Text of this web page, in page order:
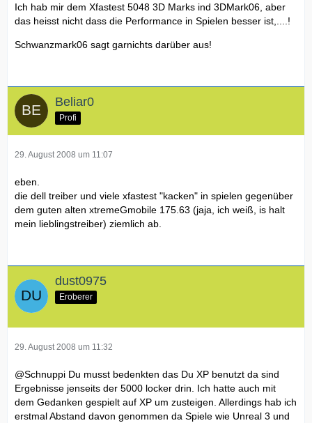
Ich hab mir dem Xfastest 5048 3D Marks ind 3DMark06, aber
das heisst nicht dass die Performance in Spielen besser ist,....!
Schwanzmark06 sagt garnichts darüber aus!
Beliar0
Profi
29. August 2008 um 11:07
eben.
die dell treiber und viele xfastest "kacken" in spielen gegenüber
dem guten alten xtremeGmobile 175.63 (jaja, ich weiß, is halt
mein lieblingstreiber) ziemlich ab.
dust0975
Eroberer
29. August 2008 um 11:32
@Schnuppi Du musst bedenkten das Du XP benutzt da sind
Ergebnisse jenseits der 5000 locker drin. Ich hatte auch mit
dem Gedanken gespielt auf XP um zusteigen. Allerdings hab ich
erstmal Abstand davon genommen da Spiele wie Unreal 3 und